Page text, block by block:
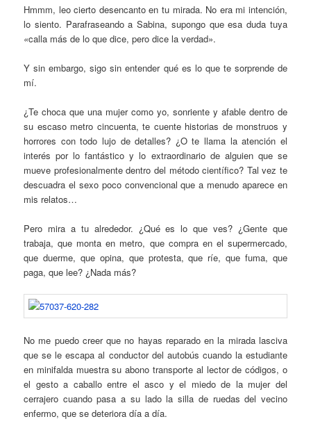
Hmmm, leo cierto desencanto en tu mirada. No era mi intención,
lo siento. Parafraseando a Sabina, supongo que esa duda tuya
«calla más de lo que dice, pero dice la verdad».
Y sin embargo, sigo sin entender qué es lo que te sorprende de
mí.
¿Te choca que una mujer como yo, sonriente y afable dentro de
su escaso metro cincuenta, te cuente historias de monstruos y
horrores con todo lujo de detalles? ¿O te llama la atención el
interés por lo fantástico y lo extraordinario de alguien que se
mueve profesionalmente dentro del método científico? Tal vez te
descuadra el sexo poco convencional que a menudo aparece en
mis relatos…
Pero mira a tu alrededor. ¿Qué es lo que ves? ¿Gente que
trabaja, que monta en metro, que compra en el supermercado,
que duerme, que opina, que protesta, que ríe, que fuma, que
paga, que lee? ¿Nada más?
No me puedo creer que no hayas reparado en la mirada lasciva
que se le escapa al conductor del autobús cuando la estudiante
en minifalda muestra su abono transporte al lector de códigos, o
el gesto a caballo entre el asco y el miedo de la mujer del
cerrajero cuando pasa a su lado la silla de ruedas del vecino
enfermo, que se deteriora día a día.